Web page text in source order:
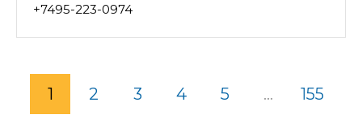
+7495-223-0974
1 2 3 4 5 ... 155